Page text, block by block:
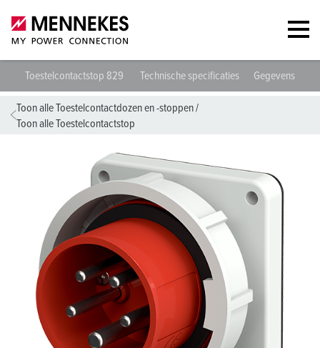
Toestelcontactstop 829 Technische specificaties
Toon alle Toestelcontactdozen en -stoppen/
Toon alle Toestelcontactstop